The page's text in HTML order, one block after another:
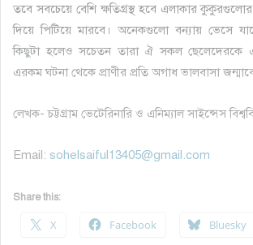
তবে সবচেয়ে বেশি ক্ষতিগ্রস্থ হবে এলাকার
দিয়ে পিটিয়ে মারবে। অনেকগুলো বন্যায় ভেসে
কিছুটা হলেও সচেতন তারা ঐ সকল ছেলেদেরকে
এরকম ঘটনা থেকে প্রাণীর প্রতি অগাধ ভালবাসা
লেখক- চট্টগ্রাম ভেটেরিনারি ও এনিম্যাল সাইন্সেস
Email: sohelsaiful13405@gmail.com
Share this:
X Facebook Bluesky